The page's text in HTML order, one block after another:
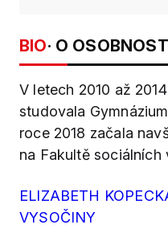
BIO· O
V letech 2010 až 2014
studovala
roce 2018 začala
na Fakultě sociálních
ELIZABETH
VYSOČINY